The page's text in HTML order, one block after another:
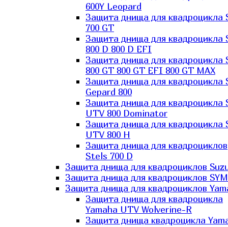
600Y Leopard
Защита днища для квадроцикла
700 GT
Защита днища для квадроцикла
800 D 800 D EFI
Защита днища для квадроцикла
800 GT 800 GT EFI 800 GT MAX
Защита днища для квадроцикла
Gepard 800
Защита днища для квадроцикла
UTV 800 Dominator
Защита днища для квадроцикла
UTV 800 H
Защита днища для квадроциклов
Stels 700 D
Защита днища для квадроциклов
Защита днища для квадроциклов SYM
Защита днища для квадроциклов
Защита днища для квадроцикла
Yamaha UTV Wolverine-R
Защита днища квадроцикла